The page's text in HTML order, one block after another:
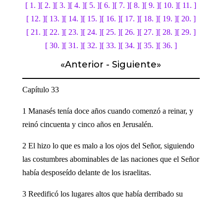
[ 1. ][ 2. ][ 3. ][ 4. ][ 5. ][ 6. ][ 7. ][ 8. ][ 9. ][ 10. ][ 11. ]
[ 12. ][ 13. ][ 14. ][ 15. ][ 16. ][ 17. ][ 18. ][ 19. ][ 20. ]
[ 21. ][ 22. ][ 23. ][ 24. ][ 25. ][ 26. ][ 27. ][ 28. ][ 29. ]
[ 30. ][ 31. ][ 32. ][ 33. ][ 34. ][ 35. ][ 36. ]
«Anterior -Siguiente»
Capítulo 33
1 Manasés tenía doce años cuando comenzó a reinar, y
reinó cincuenta y cinco años en Jerusalén.
2 El hizo lo que es malo a los ojos del Señor, siguiendo
las costumbres abominables de las naciones que el Señor
había desposeído delante de los israelitas.
3 Reedificó los lugares altos que había derribado su